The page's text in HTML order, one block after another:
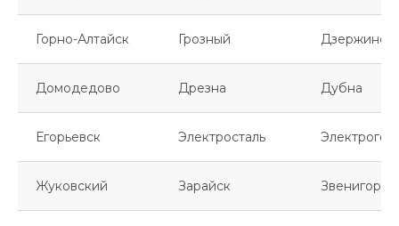
Горно-Алтайск Грозный
Домодедово Дрезна Дубна
Егорьевск Электросталь
Жуковский Зарайск Звенигород